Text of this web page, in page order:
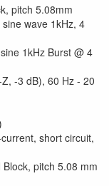
pitch 5.08mm
wave 1kHz, 4
1kHz Burst @ 4
-3 dB), 60 Hz - 20
short circuit,
pitch 5.08 mm